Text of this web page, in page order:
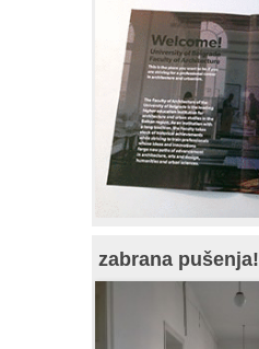
zabrana pušenja!